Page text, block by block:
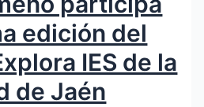
edición del
IES de la
de Jaén